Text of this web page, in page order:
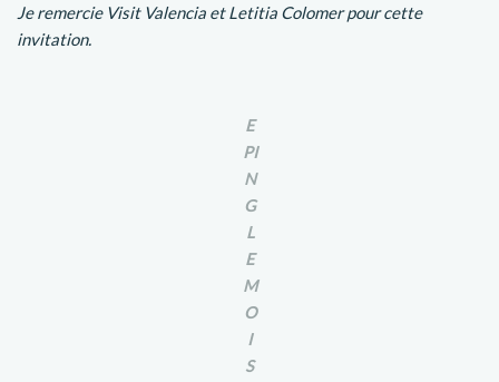
Je remercie Visit Valencia et Letitia Colomer pour cette
invitation.
E
PI
N
G
L
E
M
O
I
S